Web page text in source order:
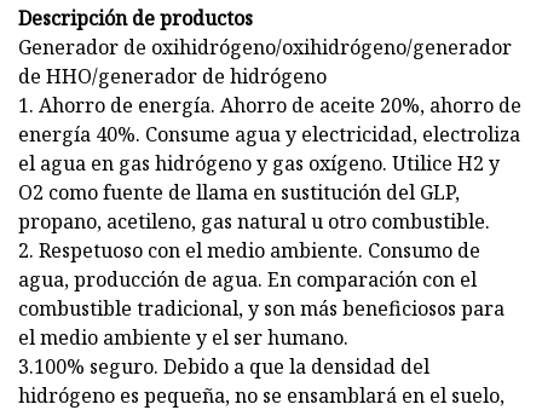
Descripción de productos
Generador de oxihidrógeno/oxihidrógeno/generador
de HHO/generador de hidrógeno
1. Ahorro de energía. Ahorro de aceite 20%, ahorro de
energía 40%. Consume agua y electricidad, electroliza
el agua en gas hidrógeno y gas oxígeno. Utilice H2 y
O2 como fuente de llama en sustitución del GLP,
propano, acetileno, gas natural u otro combustible.
2. Respetuoso con el medio ambiente. Consumo de
agua, producción de agua. En comparación con el
combustible tradicional, y son más beneficiosos para
el medio ambiente y el ser humano.
3.100% seguro. Debido a que la densidad del
hidrógeno es pequeña, no se ensamblará en el suelo,